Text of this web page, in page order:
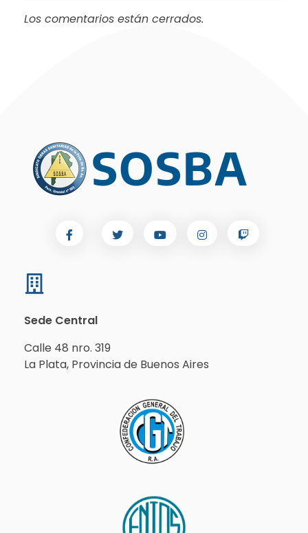
Los comentarios están cerrados.
Sede Central
Calle 48 nro. 319
La Plata, Provincia de Buenos Aires